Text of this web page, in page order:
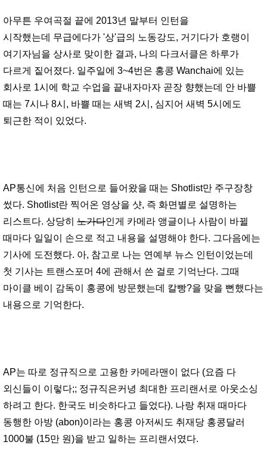
아무튼 우여곡절 끝에 2013년 말부터 인턴을
시작했는데 무급에다가 '상'급의 노동강도, 거기다가 호랭이
여기자님을 상사로 맞이한 결과, 나의 다크서클은 하루가
다르게 짙어졌다. 일주일에 3~4번은 홍콩 Wanchai에 있는
회사로 1시에 학교 수업을 끝내자마자 곧장 향했는데 안 바쁠
때는 7시나 8시, 바쁠 때는 새벽 2시, 심지어 새벽 5시에도
퇴근한 적이 있었다.
AP통신에 처음 인턴으로 들어왔을 때는 Shotlist만 주구장창
썼다. Shotlist란 찍어온 영상을 샷, 즉 화면별로 설명하는
리스트다. 상당히 노가다인게 카메라 앵글이나 사람이 바뀔
때마다 일일이 손으로 적고 내용을 설명해야 한다. 그다음에는
기사에 도전했다. 아, 참고로 나는 연예부 뉴스 인턴이었는데
첫 기사는 트랜스포머 4에 관해서 쓴 걸로 기억난다. 그때
마이클 베이 감독이 홍콩에 방문했는데 칼빵?을 맞을 뻔했다는
내용으로 기억한다.
AP는 따로 정규직으로 고용한 카메라맨이 없다 (요즘 다
외신들이 이렇다;; 정규직은커녕 최대한 프리랜서로 아웃소싱
하려고 한다. 한국도 비슷하다고 들었다). 나랑 취재 때마다
동행한 아방 (abon)이라는 홍콩 아저씨도 취재당 홍콩달러
1000불 (15만 원)을 받고 일하는 프리랜서였다.